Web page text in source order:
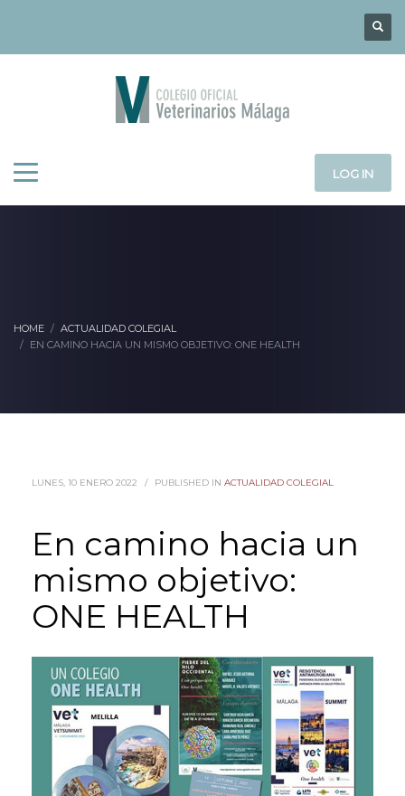
LOG IN
HOME
ACTUALIDAD COLEGIAL
EN CAMINO HACIA UN MISMO OBJETIVO: ONE HEALTH
LUNES, 10 ENERO 2022 / PUBLISHED IN ACTUALIDAD COLEGIAL
En camino hacia un
mismo objetivo:
ONE HEALTH